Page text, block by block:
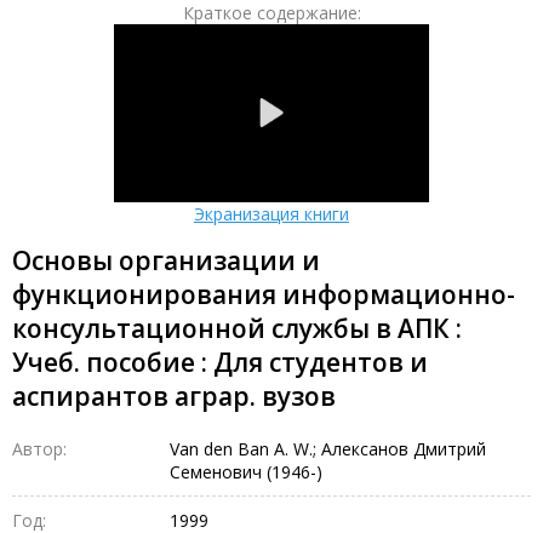
Краткое содержание:
Экранизация книги
Основы организации и
функционирования информационно-
консультационной службы в АПК :
Учеб. пособие : Для студентов и
аспирантов аграр. вузов
Автор:
Van den Ban A. W.; Алексанов Дмитрий
Семенович (1946-)
Год: 1999